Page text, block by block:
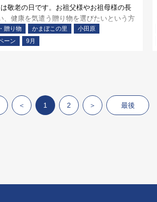
敬老の日です。お祖父様やお祖母様の長
、健康を気遣う贈り物を選びたいという方
ではないでしょうか。お魚の良質なたんぱ
ゅっと詰まったかまぼこは、栄養たっぷり
贈り物 かまぼこの里
小田原
ーン
9月
＜ 1 2 ＞ 最後